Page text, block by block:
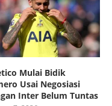
Mulai Bidik
Usai Negosiasi
Inter Belum Tuntas